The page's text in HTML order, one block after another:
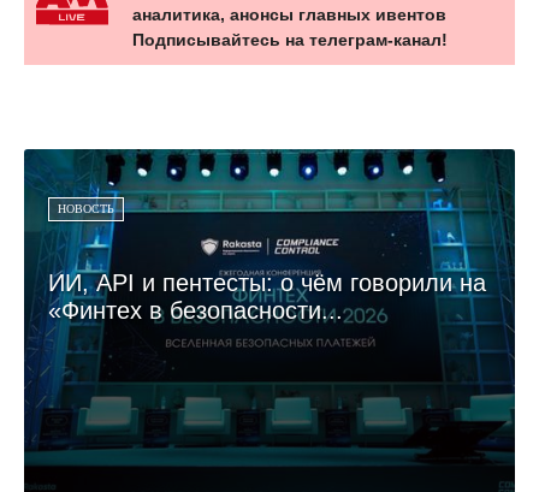
аналитика, анонсы главных ивентов
Подписывайтесь на телеграм-канал!
НОВОСТЬ
ИИ, API и пентесты: о чём говорили на
«Финтех в безопасности...